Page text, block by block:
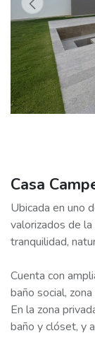
Casa
Ubicada en uno
valorizados de
tranquilidad,
Cuenta con
baño social,
En la zona
baño y clóset, y